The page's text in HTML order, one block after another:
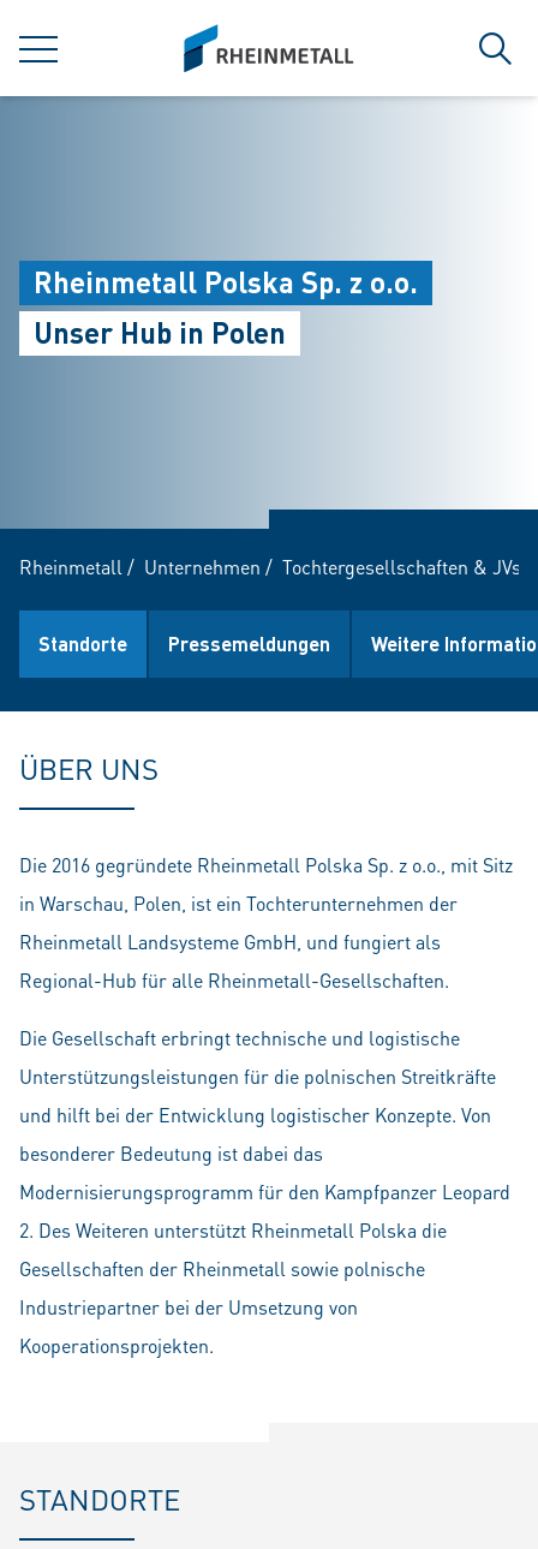
MENÜ
siteLogo
Rheinmetall Polska Sp. z o.o.
Unser Hub in Polen
Rheinmetall / Unternehmen / Tochtergesellschaften & JVs
Standorte Pressemeldungen Weitere
ÜBER UNS
Die 2016 gegründete Rheinmetall Polska Sp. z o.o., mit Sitz
in Warschau, Polen, ist ein Tochterunternehmen der
Rheinmetall Landsysteme GmbH, und fungiert als
Regional-Hub für alle Rheinmetall-Gesellschaften.
Die Gesellschaft erbringt technische und logistische
Unterstützungsleistungen für die polnischen Streitkräfte
und hilft bei der Entwicklung logistischer Konzepte. Von
besonderer Bedeutung ist dabei das
Modernisierungsprogramm für den Kampfpanzer Leopard
2. Des Weiteren unterstützt Rheinmetall Polska die
Gesellschaften der Rheinmetall sowie polnische
Industriepartner bei der Umsetzung von
Kooperationsprojekten.
STANDORTE